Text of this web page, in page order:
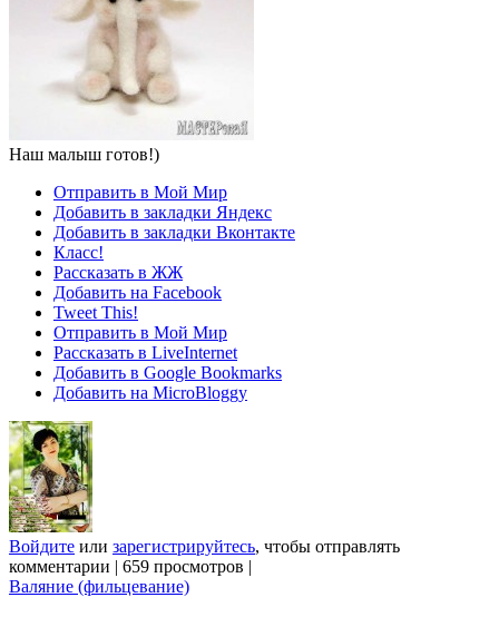
Наш малыш готов!)
Отправить в Мой Мир
Добавить в закладки Яндекс
Добавить в закладки Вконтакте
Класс!
Рассказать в ЖЖ
Добавить на Facebook
Tweet This!
Отправить в Мой Мир
Рассказать в LiveInternet
Добавить в Google Bookmarks
Добавить на MicroBloggy
Войдите или зарегистрируйтесь, чтобы отправлять
комментарии | 659 просмотров |
Валяние (фильцевание)